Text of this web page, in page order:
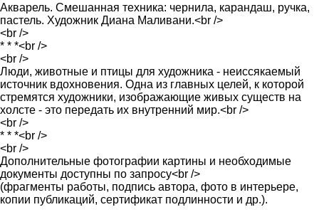
Акварель. Смешанная техника: чернила, карандаш, ручка,
пастель. Художник Диана Маливани.<br />
<br />
* * *<br />
<br />
Люди, животные и птицы для художника - неиссякаемый
источник вдохновения. Одна из главных целей, к которой
стремятся художники, изображающие живых существ на
холсте - это передать их внутренний мир.<br />
<br />
* * *<br />
<br />
Дополнительные фотографии картины и необходимые
документы доступны по запросу<br />
(фрагменты работы, подпись автора, фото в интерьере,
копии публикаций, сертификат подлинности и др.).